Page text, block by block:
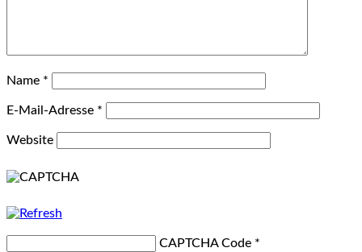
Name *
E-Mail-Adresse *
Website
CAPTCHA Code *